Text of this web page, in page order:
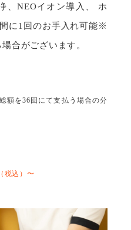
、NEOイオン導⼊、 ホ
に1回のお手入れ可能※
合がございます。
額を36回にて支払う場合の分
（税込）〜